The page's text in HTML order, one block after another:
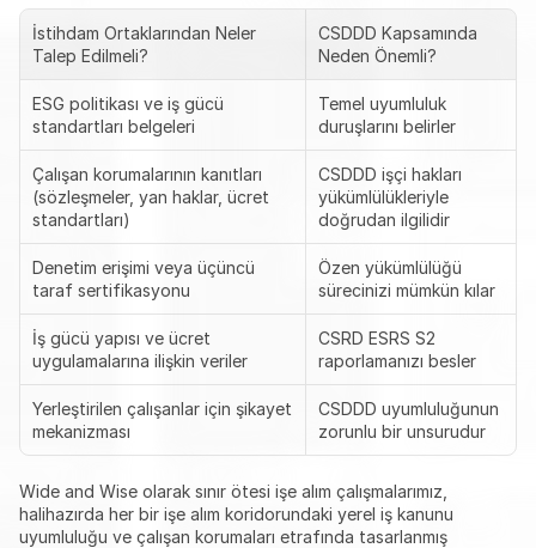
İstihdam Ortaklarından Neler
Talep Edilmeli?
CSDDD Kapsamında
Neden Önemli?
ESG politikası ve iş gücü
standartları belgeleri
Temel uyumluluk
duruşlarını belirler
Çalışan korumalarının kanıtları
(sözleşmeler, yan haklar, ücret
standartları)
CSDDD işçi hakları
yükümlülükleriyle
doğrudan ilgilidir
Denetim erişimi veya üçüncü
taraf sertifikasyonu
Özen yükümlülüğü
sürecinizi mümkün kılar
İş gücü yapısı ve ücret
uygulamalarına ilişkin veriler
CSRD ESRS S2
raporlamanızı besler
Yerleştirilen çalışanlar için şikayet
mekanizması
CSDDD uyumluluğunun
zorunlu bir unsurudur
Wide and Wise olarak sınır ötesi işe alım çalışmalarımız,
halihazırda her bir işe alım koridorundaki yerel iş kanunu
uyumluluğu ve çalışan korumaları etrafında tasarlanmış